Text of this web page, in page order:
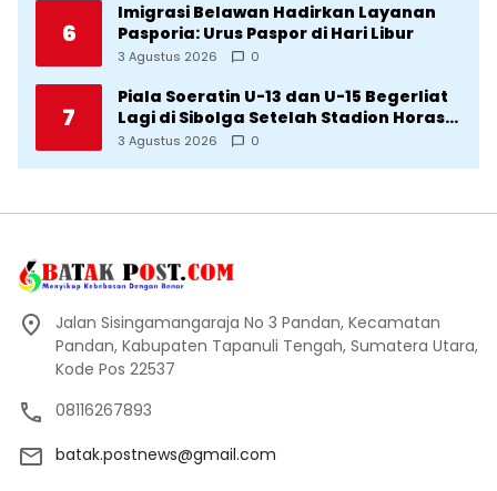
6
Imigrasi Belawan Hadirkan Layanan
Pasporia: Urus Paspor di Hari Libur
3 Agustus 2026 0
7
Piala Soeratin U-13 dan U-15 Begerliat
Lagi di Sibolga Setelah Stadion Horas
Direvitalisasi Wali Kota
3 Agustus 2026 0
Jalan Sisingamangaraja No 3 Pandan, Kecamatan
Pandan, Kabupaten Tapanuli Tengah, Sumatera Utara,
Kode Pos 22537
08116267893
batak.postnews@gmail.com